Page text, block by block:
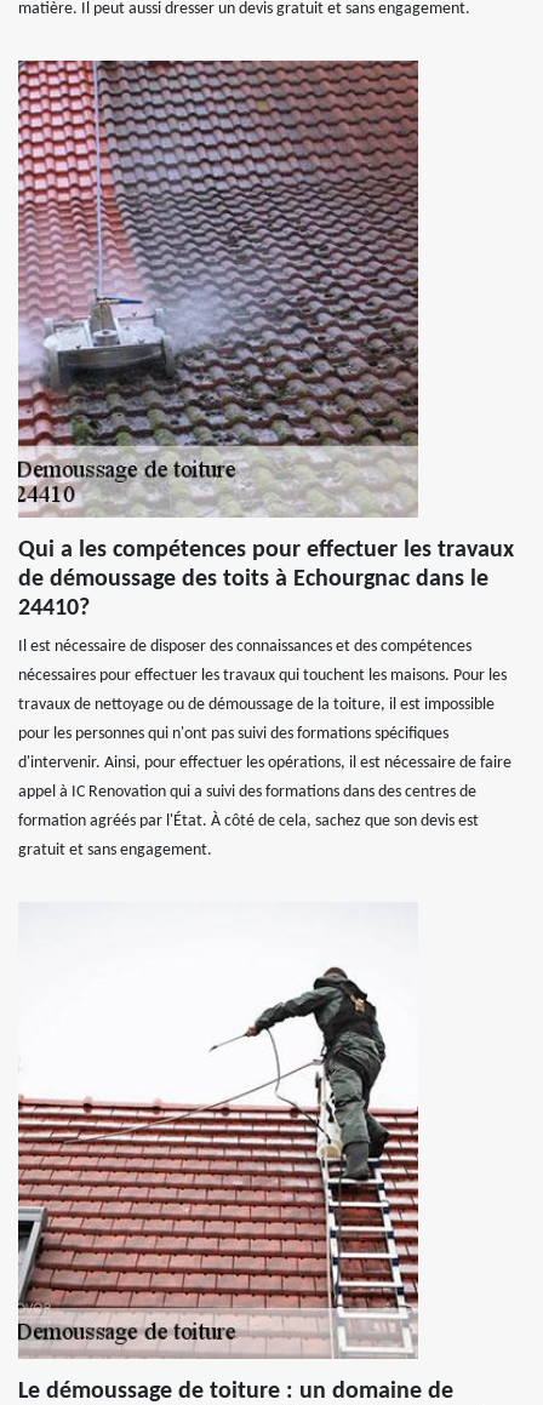
matière. Il peut aussi dresser un devis gratuit et sans engagement.
Qui a les compétences pour effectuer les travaux
de démoussage des toits à Echourgnac dans le
24410?
Il est nécessaire de disposer des connaissances et des compétences
nécessaires pour effectuer les travaux qui touchent les maisons. Pour les
travaux de nettoyage ou de démoussage de la toiture, il est impossible
pour les personnes qui n'ont pas suivi des formations spécifiques
d'intervenir. Ainsi, pour effectuer les opérations, il est nécessaire de faire
appel à IC Renovation qui a suivi des formations dans des centres de
formation agréés par l'État. À côté de cela, sachez que son devis est
gratuit et sans engagement.
Le démoussage de toiture : un domaine de